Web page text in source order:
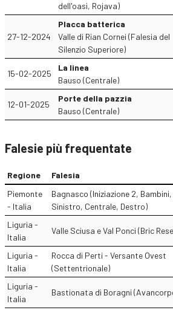
dell'oasi, Rojava)
27-12-2024
Placca batterica
Valle di Rian Cornei (Falesia del
Silenzio Superiore)
15-02-2025
La linea
Bauso (Centrale)
12-01-2025
Porte della pazzia
Bauso (Centrale)
Falesie più frequentate
Regione Falesia
Piemonte
- Italia
Bagnasco (Iniziazione 2,
Sinistro, Centrale, Destro)
Liguria -
Italia
Valle Sciusa e Val Ponci (Bric
Liguria -
Italia
Rocca di Perti - Versante Ovest
(Settentrionale)
Liguria -
Italia
Bastionata di Boragni